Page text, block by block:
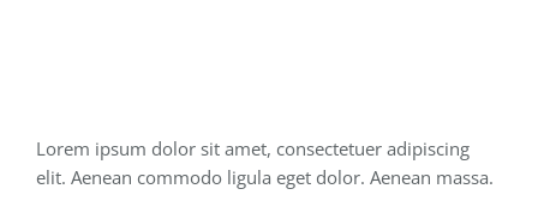
Lorem ipsum dolor sit amet, consectetuer adipiscing
elit. Aenean commodo ligula eget dolor. Aenean massa.